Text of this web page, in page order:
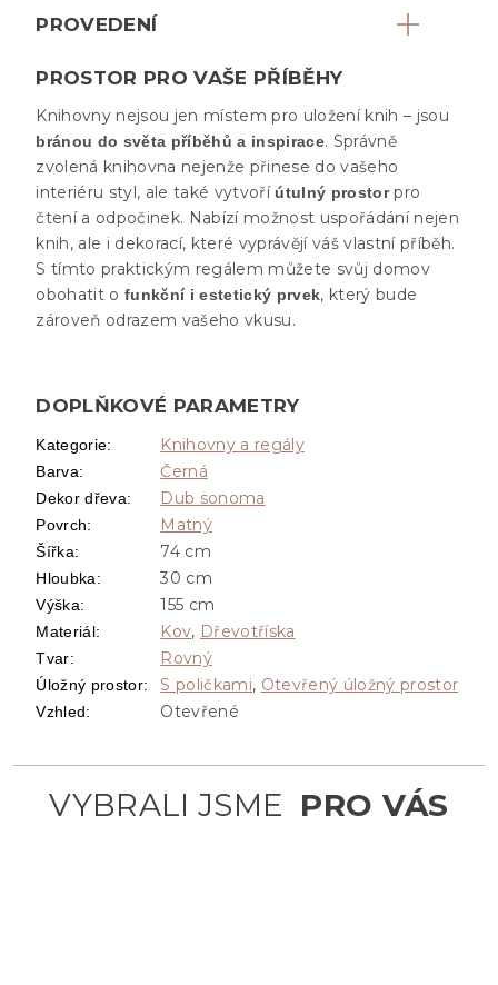
PROVEDENÍ
PROSTOR PRO VAŠE PŘÍBĚHY
Knihovny nejsou jen místem pro uložení knih – jsou
bránou do světa příběhů a inspirace. Správně
zvolená knihovna nejenže přinese do vašeho
interiéru styl, ale také vytvoří útulný prostorpro
čtení a odpočinek. Nabízí možnost uspořádání nejen
knih, ale i dekorací, které vyprávějí váš vlastní příběh.
S tímto praktickým regálem můžete svůj domov
obohatit o funkční i estetický prvek, který bude
zároveň odrazem vašeho vkusu.
DOPLŇKOVÉ PARAMETRY
Kategorie: Knihovny a regály
Barva: Černá
Dekor dřeva: Dub sonoma
Povrch: Matný
Šířka: 74 cm
Hloubka: 30 cm
Výška: 155 cm
Materiál: Kov, Dřevotříska
Tvar: Rovný
Úložný prostor: S poličkami, Otevřený úložný prostor
Vzhled: Otevřené